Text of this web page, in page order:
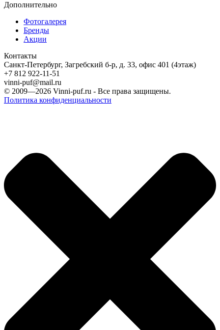
Дополнительно
Фотогалерея
Бренды
Акции
Контакты
Санкт-Петербург, Загребский б-р, д. 33, офис 401 (4этаж)
+7 812 922-11-51
vinni-puf@mail.ru
© 2009—2026 Vinni-puf.ru - Все права защищены.
Политика конфиденциальности